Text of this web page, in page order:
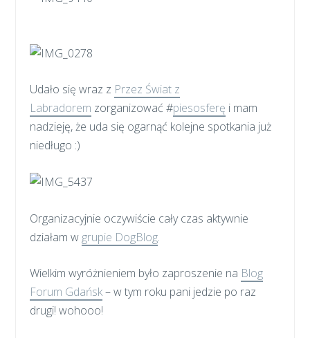
Udało się wraz z Przez Świat z
Labradorem zorganizować #piesosferę i mam
nadzieję, że uda się ogarnąć kolejne spotkania już
niedługo :)
Organizacyjnie oczywiście cały czas aktywnie
działam w grupie DogBlog.
Wielkim wyróżnieniem było zaproszenie na Blog
Forum Gdańsk– w tym roku pani jedzie po raz
drugi! wohooo!